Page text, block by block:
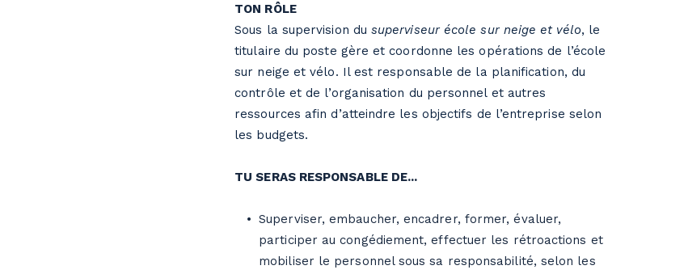
TON RÔLE
Sous la supervision du superviseur école sur neige et vélo, le
titulaire du poste gère et coordonne les opérations de l’école
sur neige et vélo. Il est responsable de la planification, du
contrôle et de l’organisation du personnel et autres
ressources afin d’atteindre les objectifs de l’entreprise selon
les budgets.
TU SERAS RESPONSABLE DE...
Superviser, embaucher, encadrer, former, évaluer,
participer au congédiement, effectuer les rétroactions et
mobiliser le personnel sous sa responsabilité, selon les